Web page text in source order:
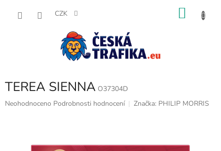
CZK
TEREA SIENNA O37304D
Průměrné
Neohodnoceno Podrobnosti hodnocení Značka: PHILIP MORRIS